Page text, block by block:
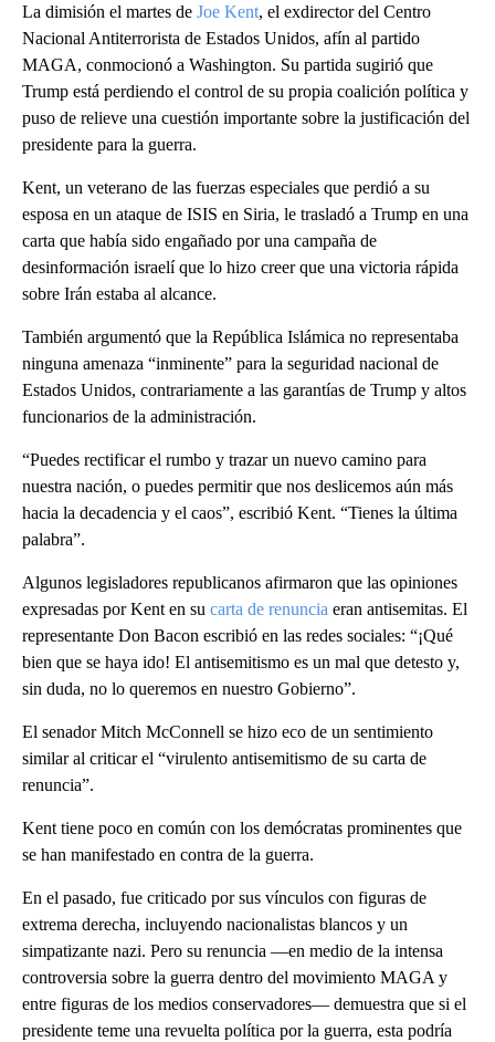
La dimisión el martes de Joe Kent, el exdirector del Centro
Nacional Antiterrorista de Estados Unidos, afín al partido
MAGA, conmocionó a Washington. Su partida sugirió que
Trump está perdiendo el control de su propia coalición política y
puso de relieve una cuestión importante sobre la justificación del
presidente para la guerra.
Kent, un veterano de las fuerzas especiales que perdió a su
esposa en un ataque de ISIS en Siria, le trasladó a Trump en una
carta que había sido engañado por una campaña de
desinformación israelí que lo hizo creer que una victoria rápida
sobre Irán estaba al alcance.
También argumentó que la República Islámica no representaba
ninguna amenaza “inminente” para la seguridad nacional de
Estados Unidos, contrariamente a las garantías de Trump y altos
funcionarios de la administración.
“Puedes rectificar el rumbo y trazar un nuevo camino para
nuestra nación, o puedes permitir que nos deslicemos aún más
hacia la decadencia y el caos”, escribió Kent. “Tienes la última
palabra”.
Algunos legisladores republicanos afirmaron que las opiniones
expresadas por Kent en su carta de renuncia eran antisemitas. El
representante Don Bacon escribió en las redes sociales: “¡Qué
bien que se haya ido! El antisemitismo es un mal que detesto y,
sin duda, no lo queremos en nuestro Gobierno”.
El senador Mitch McConnell se hizo eco de un sentimiento
similar al criticar el “virulento antisemitismo de su carta de
renuncia”.
Kent tiene poco en común con los demócratas prominentes que
se han manifestado en contra de la guerra.
En el pasado, fue criticado por sus vínculos con figuras de
extrema derecha, incluyendo nacionalistas blancos y un
simpatizante nazi. Pero su renuncia —en medio de la intensa
controversia sobre la guerra dentro del movimiento MAGA y
entre figuras de los medios conservadores— demuestra que si el
presidente teme una revuelta política por la guerra, esta podría